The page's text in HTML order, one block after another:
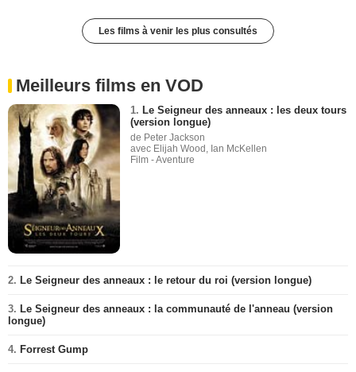
Les films à venir les plus consultés
Meilleurs films en VOD
1. Le Seigneur des anneaux : les deux tours
(version longue)
de Peter Jackson
avec Elijah Wood, Ian McKellen
Film - Aventure
2. Le Seigneur des anneaux : le retour du roi (version longue)
3. Le Seigneur des anneaux : la communauté de l'anneau (version
longue)
4. Forrest Gump